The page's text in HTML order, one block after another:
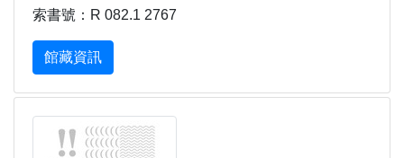
索書號：R 082.1 2767
館藏資訊